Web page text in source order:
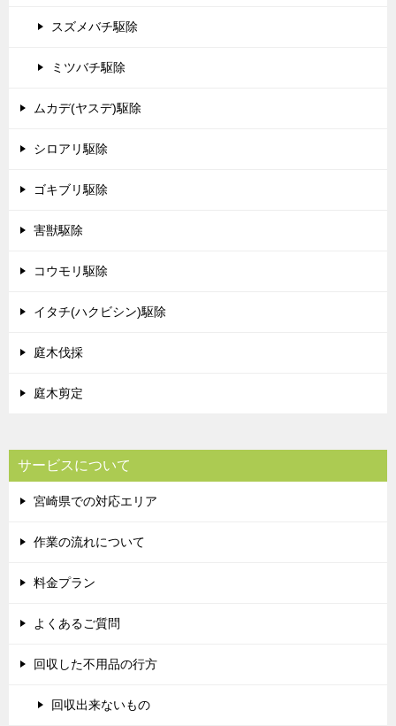
スズメバチ駆除
ミツバチ駆除
ムカデ(ヤスデ)駆除
シロアリ駆除
ゴキブリ駆除
害獣駆除
コウモリ駆除
イタチ(ハクビシン)駆除
庭木伐採
庭木剪定
サービスについて
宮崎県での対応エリア
作業の流れについて
料金プラン
よくあるご質問
回収した不用品の行方
回収出来ないもの